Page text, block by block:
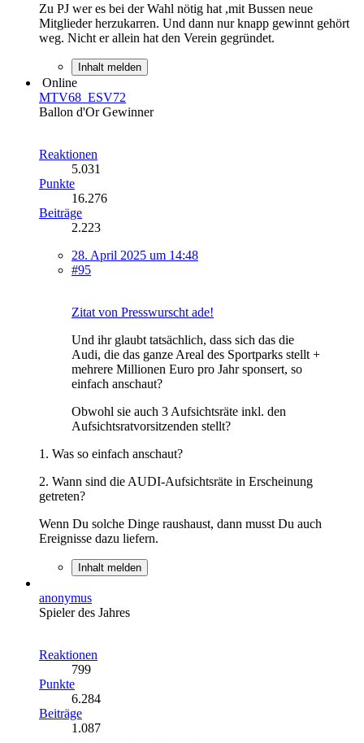
Zu PJ wer es bei der Wahl nötig hat ,mit Bussen neue
Mitglieder herzukarren. Und dann nur knapp gewinnt gehört
weg. Nicht er allein hat den Verein gegründet.
Inhalt melden
Online
MTV68_ESV72
Ballon d'Or Gewinner
Reaktionen
5.031
Punkte
16.276
Beiträge
2.223
28. April 2025 um 14:48
#95
Zitat von Presswurscht ade!
Und ihr glaubt tatsächlich, dass sich das die
Audi, die das ganze Areal des Sportparks stellt +
mehrere Millionen Euro pro Jahr sponsert, so
einfach anschaut?
Obwohl sie auch 3 Aufsichtsräte inkl. den
Aufsichtsratvorsitzenden stellt?
1. Was so einfach anschaut?
2. Wann sind die AUDI-Aufsichtsräte in Erscheinung
getreten?
Wenn Du solche Dinge raushaust, dann musst Du auch
Ereignisse dazu liefern.
Inhalt melden
anonymus
Spieler des Jahres
Reaktionen
799
Punkte
6.284
Beiträge
1.087